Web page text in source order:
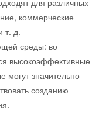
коммерческие
т. д.
среды: во
высокоэффективные
могут значительно
созданию